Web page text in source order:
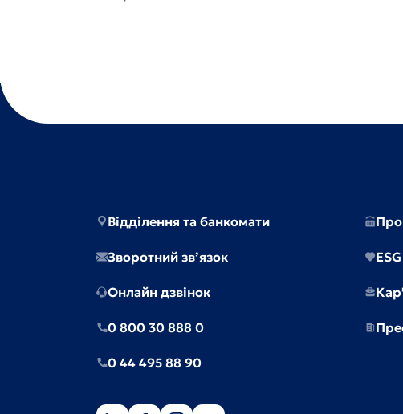
Відділення та банкомати
Зворотний зв’язок
Онлайн дзвінок
0 800 30 888 0
0 44 495 88 90
ESG